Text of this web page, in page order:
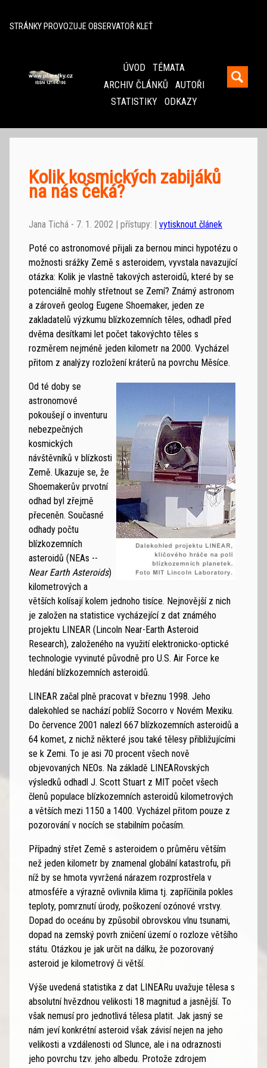
STRÁNKY PROVOZUJE OBSERVATOŘ KLEŤ
ÚVOD
TÉMATA
ARCHIV ČLÁNKŮ
AUTOŘI
STATISTIKY
ODKAZY
Kolik kosmických zabijáků
na nás čeká?
Jana Tichá - 7. 1. 2002 | přístupy: | vytisknout článek
Poté co astronomové přijali za bernou minci hypotézu o
možnosti srážky Země s asteroidem, vyvstala navazující
otázka: Kolik je vlastně takových asteroidů, které by se
potenciálně mohly střetnout se Zemí? Známý astronom
a zároveň geolog Eugene Shoemaker, jeden ze
zakladatelů výzkumu blízkozemních těles, odhadl před
dvěma desítkami let počet takovýchto těles s
rozměrem nejméně jeden kilometr na 2000. Vycházel
přitom z analýzy rozložení kráterů na povrchu Měsíce.
Od té doby se
astronomové
pokoušejí o inventuru
nebezpečných
kosmických
návštěvníků v blízkosti
Země. Ukazuje se, že
Shoemakerův prvotní
odhad byl zřejmě
přeceněn. Současné
odhady počtu
blízkozemních
asteroidů (NEAs --
Near Earth Asteroids)
kilometrových a
větších kolísají kolem jednoho tisíce. Nejnovější z nich
je založen na statistice vycházející z dat známého
projektu LINEAR (Lincoln Near-Earth Asteroid
Research), založeného na využití elektronicko-optické
technologie vyvinuté původně pro U.S. Air Force ke
hledání blízkozemních asteroidů.
LINEAR začal plně pracovat v březnu 1998. Jeho
dalekohled se nachází poblíž Socorro v Novém Mexiku.
Do července 2001 nalezl 667 blízkozemních asteroidů a
64 komet, z nichž některé jsou také tělesy přibližujícími
se k Zemi. To je asi 70 procent všech nově
objevovaných NEOs. Na základě LINEARovských
výsledků odhadl J. Scott Stuart z MIT počet všech
členů populace blízkozemních asteroidů kilometrových
a větších mezi 1150 a 1400. Vycházel přitom pouze z
pozorování v nocích se stabilním počasím.
Případný střet Země s asteroidem o průměru větším
než jeden kilometr by znamenal globální katastrofu, při
níž by se hmota vyvržená nárazem rozprostřela v
atmosféře a výrazně ovlivnila klima tj. zapříčinila pokles
teploty, pomrznutí úrody, poškození ozónové vrstvy.
Dopad do oceánu by způsobil obrovskou vlnu tsunami,
dopad na zemský povrh zničení území o rozloze většího
státu. Otázkou je jak určit na dálku, že pozorovaný
asteroid je kilometrový či větší.
Výše uvedená statistika z dat LINEARu uvažuje tělesa s
absolutní hvězdnou velikosti 18 magnitud a jasnější. To
však nemusí pro jednotlivá tělesa platit. Jak jasný se
nám jeví konkrétní asteroid však závisí nejen na jeho
velikosti a vzdálenosti od Slunce, ale i na odraznosti
jeho povrchu tzv. jeho albedu. Protože zdrojem